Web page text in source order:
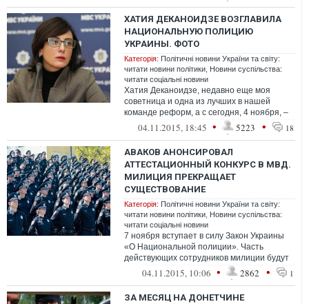
ХАТИЯ ДЕКАНОИДЗЕ ВОЗГЛАВИЛА
НАЦИОНАЛЬНУЮ ПОЛИЦИЮ
УКРАИНЫ. ФОТО
Категорія: Політичні новини України та світу:
читати новини політики Новини суспільства:
читати соціальні новини
Хатия Деканоидзе, недавно еще моя
советница и одна из лучших в нашей
команде реформ, а с сегодня, 4 ноября, –
новая глава Национальной полиции
04.11.2015, 18:45 • 5223 • 18
АВАКОВ АНОНСИРОВАЛ
АТТЕСТАЦИОННЫЙ КОНКУРС В МВД.
МИЛИЦИЯ ПРЕКРАЩАЕТ
СУЩЕСТВОВАНИЕ
Категорія: Політичні новини України та світу:
читати новини політики Новини суспільства:
читати соціальні новини
7 ноября вступает в силу Закон Украины
«О Национальной полиции». Часть
действующих сотрудников милиции будут
назначены «временно исполняющими
04.11.2015, 10:06 • 2862 • 1
ЗА МЕСЯЦ НА ДОНЕТЧИНЕ